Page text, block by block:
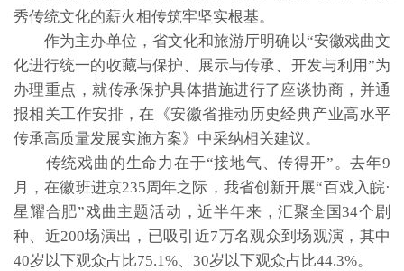
秀传统文化的薪火相传筑牢坚实根基。
作为主办单位，省文化和旅游厅明确以“安徽戏曲文
化进行统一的收藏与保护、展示与传承、开发与利用”为
办理重点，就传承保护具体措施进行了座谈协商，并通
报相关工作安排，在《安徽省推动历史经典产业高水平
传承高质量发展实施方案》中采纳相关建议。
传统戏曲的生命力在于“接地气、传得开”。去年9
月，在徽班进京235周年之际，我省创新开展“百戏入皖·
星耀合肥”戏曲主题活动，近半年来，汇聚全国34个剧
种、近200场演出，已吸引近7万名观众到场观演，其中
40岁以下观众占比75.1%、30岁以下观众占比44.3%。